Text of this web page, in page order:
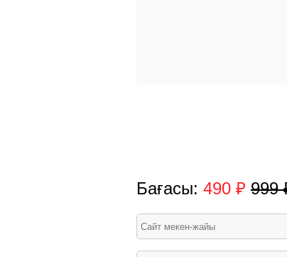
Бағасы: 490 ₽ 999